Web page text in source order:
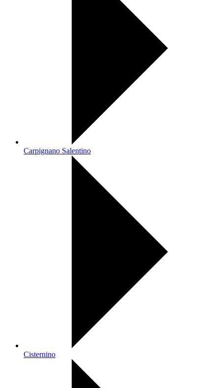
Carpignano Salentino
Cisternino